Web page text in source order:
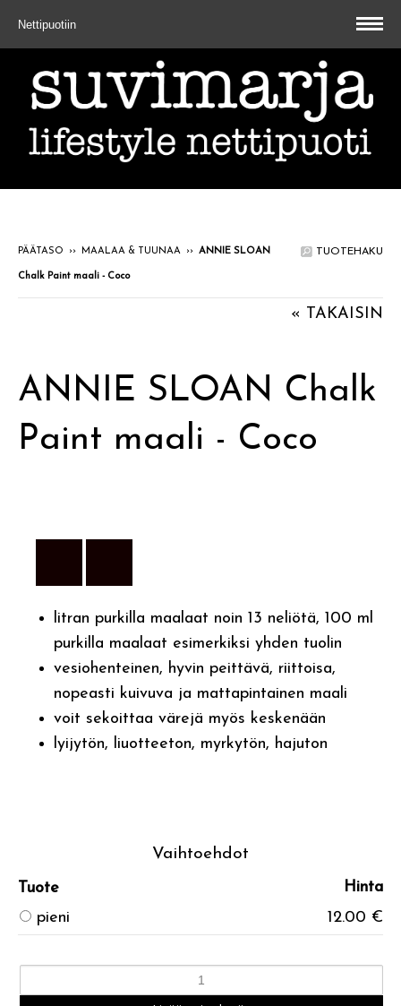
Nettipuotiin
TUOTEHAKU
PÄÄTASO ›› MAALAA & TUUNAA ›› ANNIE SLOAN
Chalk Paint maali - Coco
« TAKAISIN
ANNIE SLOAN Chalk
Paint maali - Coco
litran purkilla maalaat noin 13 neliötä, 100 ml
purkilla maalaat esimerkiksi yhden tuolin
vesiohenteinen, hyvin peittävä, riittoisa,
nopeasti kuivuva ja mattapintainen maali
voit sekoittaa värejä myös keskenään
lyijytön, liuotteeton, myrkytön, hajuton
Vaihtoehdot
Tuote
Hinta
pieni
12.00 €